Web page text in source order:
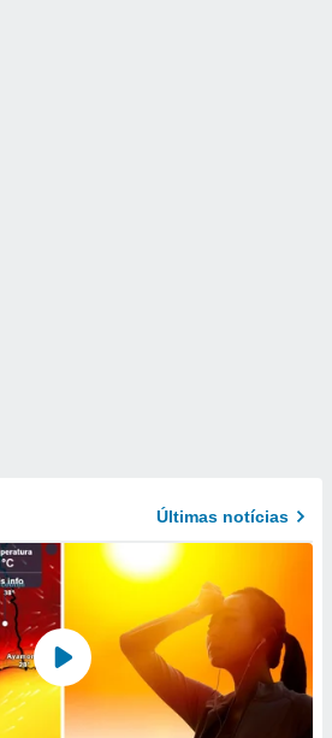
Últimas notícias